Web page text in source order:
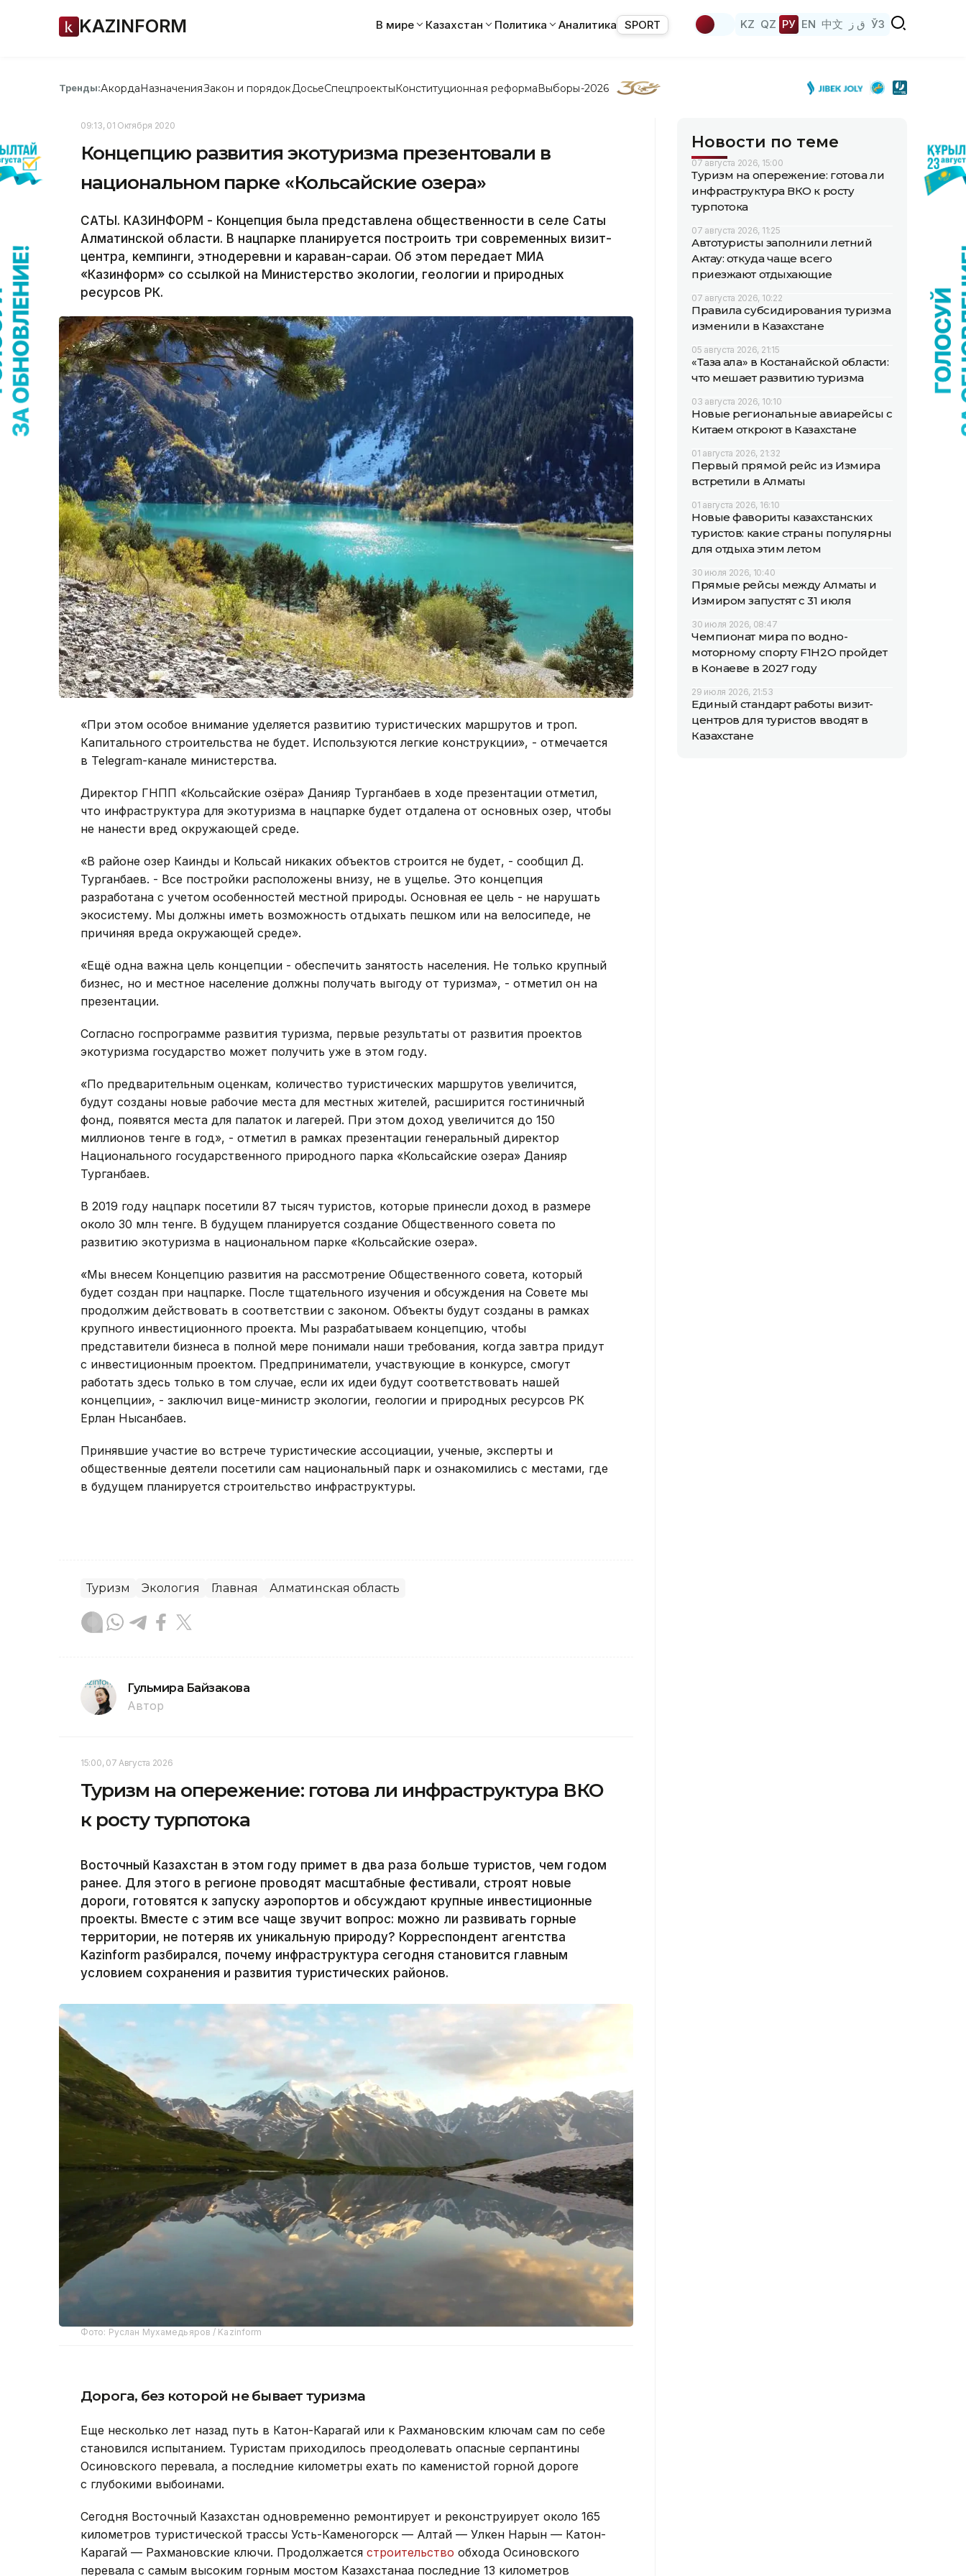
KAZINFORM В мире Казахстан Политика Аналитика SPORT KZ QZ РУ EN 中文 ق ز ЎЗ
Тренды:АкордаНазначенияЗакон и порядок ДосьеСпецпроектыКонституционная реформаВыборы-2026
09:13, 01 Октября 2020
Концепцию развития экотуризма презентовали в
национальном парке «Кольсайские озера»
САТЫ. КАЗИНФОРМ - Концепция была представлена ​​общественности в селе Саты
Алматинской области. В нацпарке планируется построить три современных визит-
центра, кемпинги, этнодеревни и караван-сараи. Об этом передает МИА
«Казинформ» со ссылкой на Министерство экологии, геологии и природных
ресурсов РК.
«При этом особое внимание уделяется развитию туристических маршрутов и троп.
Капитального строительства не будет. Используются легкие конструкции», - отмечается
в Telegram-канале министерства.
Директор ГНПП «Кольсайские озёра» Данияр Турганбаев в ходе презентации отметил,
что инфраструктура для экотуризма в нацпарке будет отдалена от основных озер, чтобы
не нанести вред окружающей среде.
«В районе озер Каинды и Кольсай никаких объектов строится не будет, - сообщил Д.
Турганбаев. - Все постройки расположены внизу, не в ущелье. Это концепция
разработана с учетом особенностей местной природы. Основная ее цель - не нарушать
экосистему. Мы должны иметь возможность отдыхать пешком или на велосипеде, не
причиняя вреда окружающей среде».
«Ещё одна важна цель концепции - обеспечить занятость населения. Не только крупный
бизнес, но и местное население должны получать выгоду от туризма», - отметил он на
презентации.
Согласно госпрограмме развития туризма, первые результаты от развития проектов
экотуризма государство может получить уже в этом году.
«По предварительным оценкам, количество туристических маршрутов увеличится,
будут созданы новые рабочие места для местных жителей, расширится гостиничный
фонд, появятся места для палаток и лагерей. При этом доход увеличится до 150
миллионов тенге в год», - отметил в рамках презентации генеральный директор
Национального государственного природного парка «Кольсайские озера» Данияр
Турганбаев.
В 2019 году нацпарк посетили 87 тысяч туристов, которые принесли доход в размере
около 30 млн тенге. В будущем планируется создание Общественного совета по
развитию экотуризма в национальном парке «Кольсайские озера».
«Мы внесем Концепцию развития на рассмотрение Общественного совета, который
будет создан при нацпарке. После тщательного изучения и обсуждения на Совете мы
продолжим действовать в соответствии с законом. Объекты будут созданы в рамках
крупного инвестиционного проекта. Мы разрабатываем концепцию, чтобы
представители бизнеса в полной мере понимали наши требования, когда завтра придут
с инвестиционным проектом. Предприниматели, участвующие в конкурсе, смогут
работать здесь только в том случае, если их идеи будут соответствовать нашей
концепции», - заключил вице-министр экологии, геологии и природных ресурсов РК
Ерлан Нысанбаев.
Принявшие участие во встрече туристические ассоциации, ученые, эксперты и
общественные деятели посетили сам национальный парк и ознакомились с местами, где
в будущем планируется строительство инфраструктуры.
Туризм Экология Главная Алматинская область
Гульмира Байзакова
Автор
15:00, 07 Августа 2026
Туризм на опережение: готова ли инфраструктура ВКО
к росту турпотока
Восточный Казахстан в этом году примет в два раза больше туристов, чем годом
ранее. Для этого в регионе проводят масштабные фестивали, строят новые
дороги, готовятся к запуску аэропортов и обсуждают крупные инвестиционные
проекты. Вместе с этим все чаще звучит вопрос: можно ли развивать горные
территории, не потеряв их уникальную природу? Корреспондент агентства
Kazinform разбирался, почему инфраструктура сегодня становится главным
условием сохранения и развития туристических районов.
Фото: Руслан Мухамедьяров / Kazinform
Дорога, без которой не бывает туризма
Еще несколько лет назад путь в Катон-Карагай или к Рахмановским ключам сам по себе
становился испытанием. Туристам приходилось преодолевать опасные серпантины
Осиновского перевала, а последние километры ехать по каменистой горной дороге
с глубокими выбоинами.
Сегодня Восточный Казахстан одновременно ремонтирует и реконструирует около 165
километров туристической трассы Усть-Каменогорск — Алтай — Улкен Нарын — Катон-
Карагай — Рахмановские ключи. Продолжается строительство обхода Осиновского
перевала с самым высоким горным мостом Казахстанаа последние 13 километров
Новости по теме
07 августа 2026, 15:00
Туризм на опережение: готова ли
инфраструктура ВКО к росту
турпотока
07 августа 2026, 11:25
Автотуристы заполнили летний
Актау: откуда чаще всего
приезжают отдыхающие
07 августа 2026, 10:22
Правила субсидирования туризма
изменили в Казахстане
05 августа 2026, 21:15
«Таза қала» в Костанайской области:
что мешает развитию туризма
03 августа 2026, 10:10
Новые региональные авиарейсы с
Китаем откроют в Казахстане
01 августа 2026, 21:32
Первый прямой рейс из Измира
встретили в Алматы
01 августа 2026, 16:10
Новые фавориты казахстанских
туристов: какие страны популярны
для отдыха этим летом
30 июля 2026, 10:40
Прямые рейсы между Алматы и
Измиром запустят с 31 июля
30 июля 2026, 08:47
Чемпионат мира по водно-
моторному спорту F1H2O пройдет
в Конаеве в 2027 году
29 июля 2026, 21:53
Единый стандарт работы визит-
центров для туристов вводят в
Казахстане